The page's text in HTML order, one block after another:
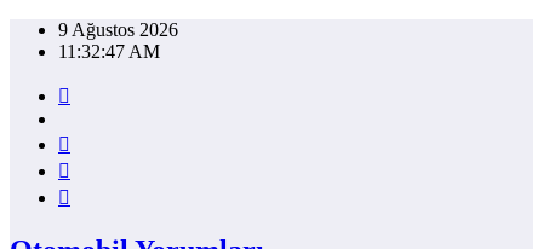
İçeriğe9 Ağustos 2026
11:32:47 AM